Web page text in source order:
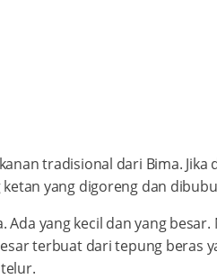
tradisional dari Bima.
yang digoreng dan
yang kecil dan yang
terbuat dari tepung beras